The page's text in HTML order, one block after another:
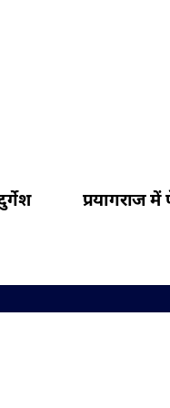
प्रयागराज